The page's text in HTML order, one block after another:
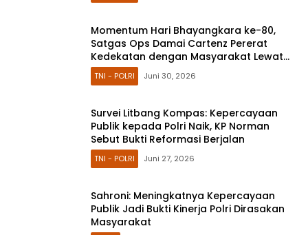
Momentum Hari Bhayangkara ke-80,
Satgas Ops Damai Cartenz Pererat
Kedekatan dengan Masyarakat Lewat
Bakti Sosial
TNI - POLRI Juni 30, 2026
Survei Litbang Kompas: Kepercayaan
Publik kepada Polri Naik, KP Norman
Sebut Bukti Reformasi Berjalan
TNI - POLRI Juni 27, 2026
Sahroni: Meningkatnya Kepercayaan
Publik Jadi Bukti Kinerja Polri Dirasakan
Masyarakat